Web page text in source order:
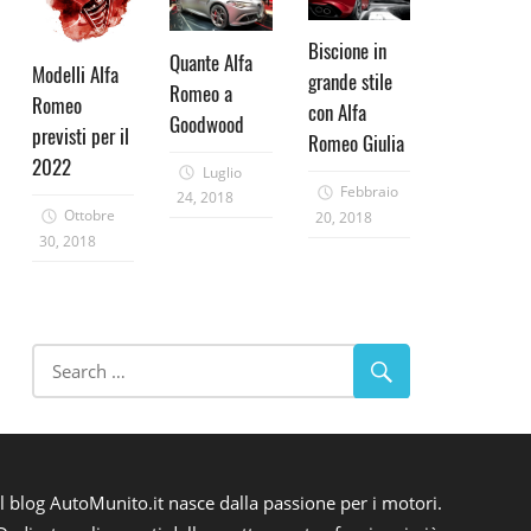
Modelli Alfa
Romeo
previsti per il
2022
Ottobre
30, 2018
Quante Alfa
Romeo a
Goodwood
Luglio
24, 2018
Biscione in
grande stile
con Alfa
Romeo Giulia
Febbraio
20, 2018
blog AutoMunito.it nasce dalla passione per i motori.